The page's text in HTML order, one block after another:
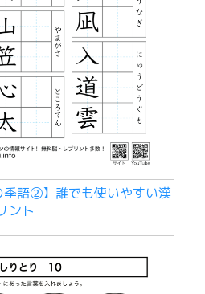
季語②】誰でも使いやすい漢
ント